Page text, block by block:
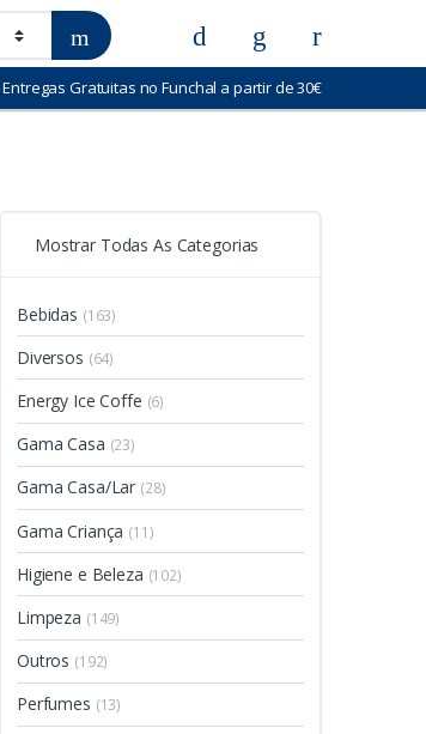
Entregas Gratuitas no Funchal a partir de 30€
Mostrar Todas As Categorias
Bebidas (163)
Diversos (64)
Energy Ice Coffe (6)
Gama Casa (23)
Gama Casa/Lar (28)
Gama Criança (11)
Higiene e Beleza (102)
Limpeza (149)
Outros (192)
Perfumes (13)